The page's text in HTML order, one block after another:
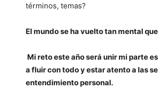
términos, temas?
El mundo se ha vuelto tan mental
Mi reto este año será unir mi parte
a fluir con todo y estar atento a las
entendimiento personal.